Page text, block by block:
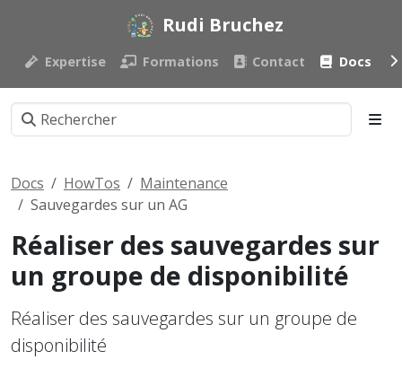
Rudi Bruchez
Expertise Formations Contact Docs
Docs HowTos
Maintenance
Sauvegardes sur un AG
Réaliser des sauvegardes sur
un groupe de disponibilité
Réaliser des sauvegardes sur un groupe de
disponibilité